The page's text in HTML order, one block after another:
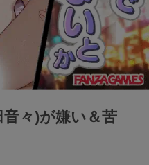
音々)が嫌い＆苦